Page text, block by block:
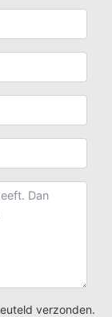
verzonden.